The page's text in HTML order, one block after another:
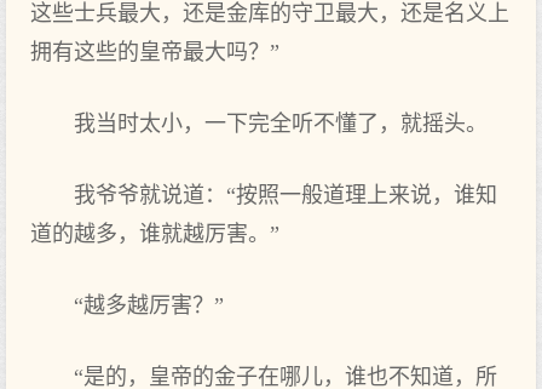
这些士兵最大，还是金库的守卫最大，还是名义上
拥有这些的皇帝最大吗？”
我当时太小，一下完全听不懂了，就摇头。
我爷爷就说道：“按照一般道理上来说，谁知
道的越多，谁就越厉害。”
“越多越厉害？”
“是的，皇帝的金子在哪儿，谁也不知道，所